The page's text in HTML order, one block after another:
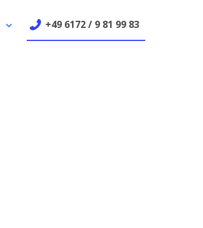
+49 6172 / 9 81 99 83